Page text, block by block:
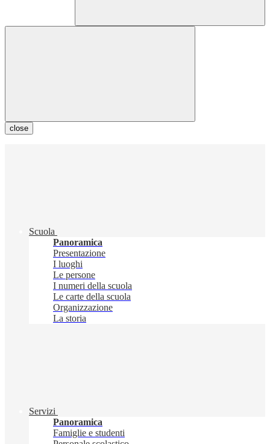
close
Scuola
Panoramica
Presentazione
I luoghi
Le persone
I numeri della scuola
Le carte della scuola
Organizzazione
La storia
Servizi
Panoramica
Famiglie e studenti